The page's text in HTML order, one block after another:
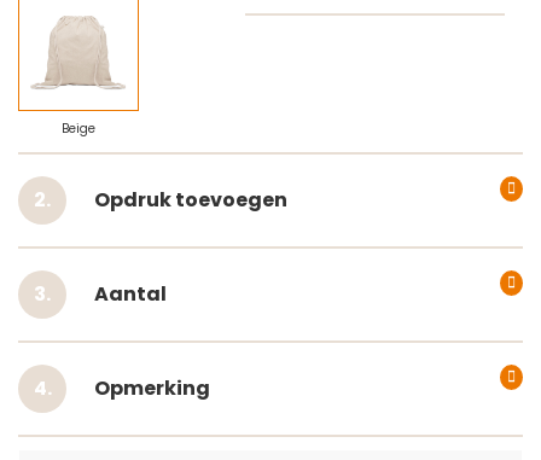
Beige
Opdruk toevoegen
Aantal
Opmerking